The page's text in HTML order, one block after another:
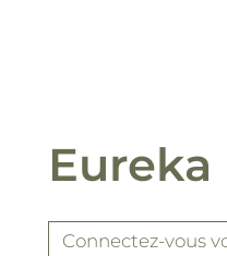
Eureka
Connectez-vous